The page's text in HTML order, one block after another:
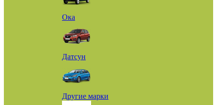
Ока
Датсун
Другие марки